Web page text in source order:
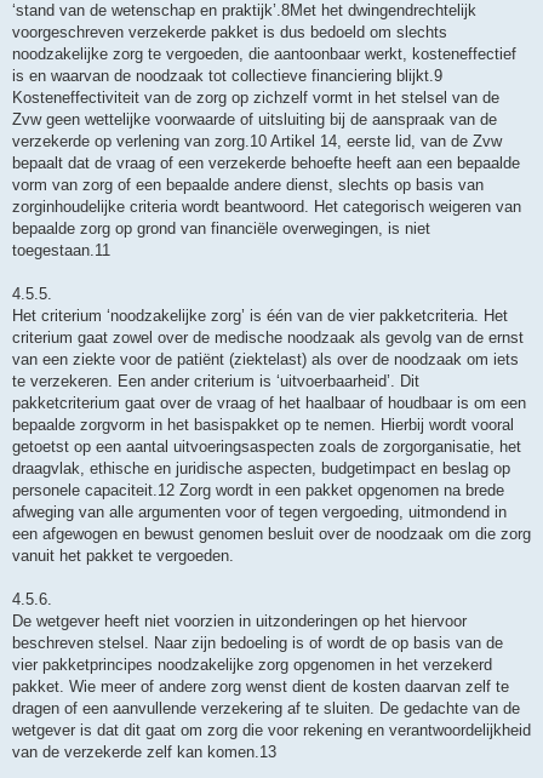
‘stand van de wetenschap en praktijk’.8Met het dwingendrechtelijk
voorgeschreven verzekerde pakket is dus bedoeld om slechts
noodzakelijke zorg te vergoeden, die aantoonbaar werkt, kosteneffectief
is en waarvan de noodzaak tot collectieve financiering blijkt.9
Kosteneffectiviteit van de zorg op zichzelf vormt in het stelsel van de
Zvw geen wettelijke voorwaarde of uitsluiting bij de aanspraak van de
verzekerde op verlening van zorg.10 Artikel 14, eerste lid, van de Zvw
bepaalt dat de vraag of een verzekerde behoefte heeft aan een bepaalde
vorm van zorg of een bepaalde andere dienst, slechts op basis van
zorginhoudelijke criteria wordt beantwoord. Het categorisch weigeren van
bepaalde zorg op grond van financiële overwegingen, is niet
toegestaan.11
4.5.5.
Het criterium ‘noodzakelijke zorg’ is één van de vier pakketcriteria. Het
criterium gaat zowel over de medische noodzaak als gevolg van de ernst
van een ziekte voor de patiënt (ziektelast) als over de noodzaak om iets
te verzekeren. Een ander criterium is ‘uitvoerbaarheid’. Dit
pakketcriterium gaat over de vraag of het haalbaar of houdbaar is om een
bepaalde zorgvorm in het basispakket op te nemen. Hierbij wordt vooral
getoetst op een aantal uitvoeringsaspecten zoals de zorgorganisatie, het
draagvlak, ethische en juridische aspecten, budgetimpact en beslag op
personele capaciteit.12 Zorg wordt in een pakket opgenomen na brede
afweging van alle argumenten voor of tegen vergoeding, uitmondend in
een afgewogen en bewust genomen besluit over de noodzaak om die zorg
vanuit het pakket te vergoeden.
4.5.6.
De wetgever heeft niet voorzien in uitzonderingen op het hiervoor
beschreven stelsel. Naar zijn bedoeling is of wordt de op basis van de
vier pakketprincipes noodzakelijke zorg opgenomen in het verzekerd
pakket. Wie meer of andere zorg wenst dient de kosten daarvan zelf te
dragen of een aanvullende verzekering af te sluiten. De gedachte van de
wetgever is dat dit gaat om zorg die voor rekening en verantwoordelijkheid
van de verzekerde zelf kan komen.13